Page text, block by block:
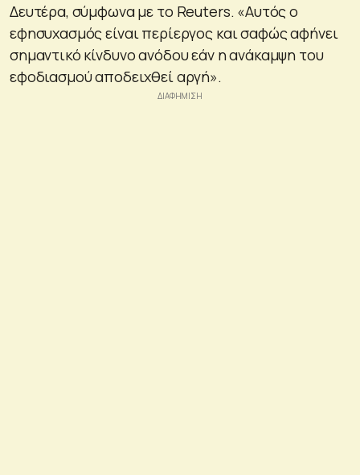
Δευτέρα, σύμφωνα με το Reuters. «Αυτός ο
εφησυχασμός είναι περίεργος και σαφώς αφήνει
σημαντικό κίνδυνο ανόδου εάν η ανάκαμψη του
εφοδιασμού αποδειχθεί αργή».